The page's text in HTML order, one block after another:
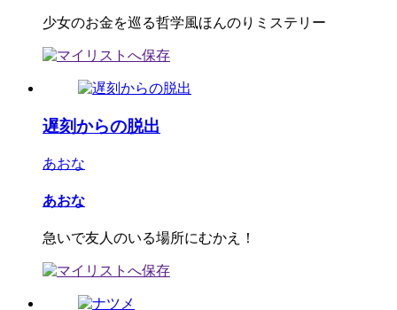
少女のお金を巡る哲学風ほんのりミステリー
遅刻からの脱出
あおな
あおな
急いで友人のいる場所にむかえ！